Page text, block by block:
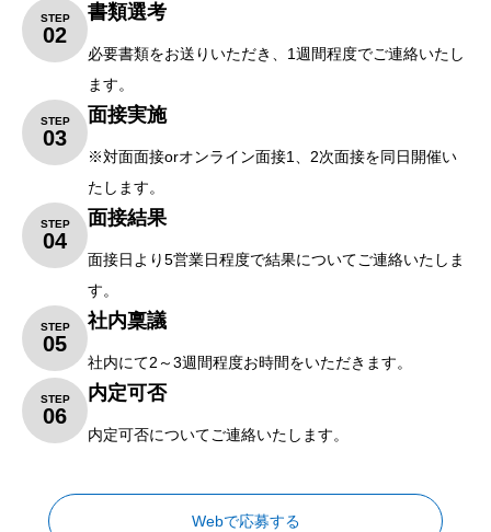
STEP
02
書類選考
必要書類をお送りいただき、1週間程度でご連絡いたし
ます。
STEP
03
面接実施
※対面面接orオンライン面接1、2次面接を同日開催い
たします。
STEP
04
面接結果
面接日より5営業日程度で結果についてご連絡いたしま
す。
STEP
05
社内稟議
社内にて2～3週間程度お時間をいただきます。
STEP
06
内定可否
内定可否についてご連絡いたします。
Webで応募する